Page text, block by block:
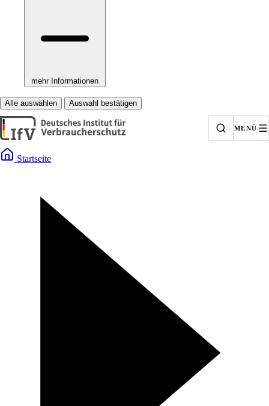
mehr Informationen
Alle auswählen Auswahl bestätigen
MENÜ
Startseite